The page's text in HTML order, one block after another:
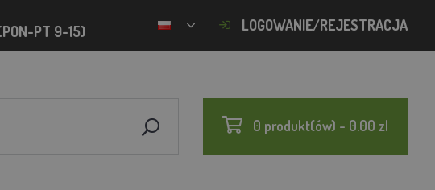
PT 9-15) LOGOWANIE/REJESTRACJA
0 produkt(ów) - 0.00 zl